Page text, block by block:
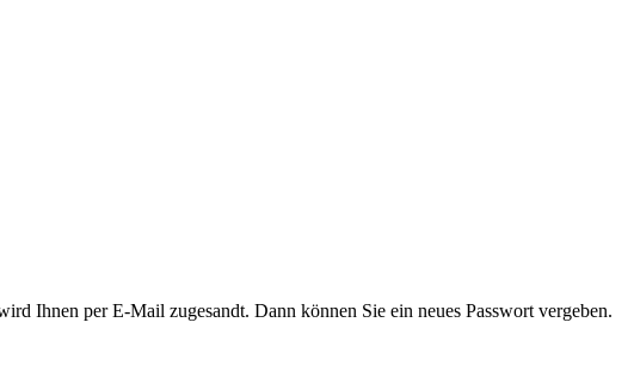
Ihnen per E-Mail zugesandt. Dann können Sie ein neues Passwort vergeben.